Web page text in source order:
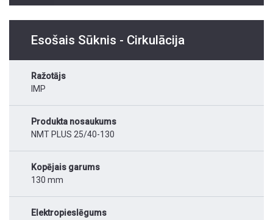
Esošais Sūknis - Cirkulācija
Ražotājs
IMP
Produkta nosaukums
NMT PLUS 25/40-130
Kopējais garums
130 mm
Elektropieslēgums